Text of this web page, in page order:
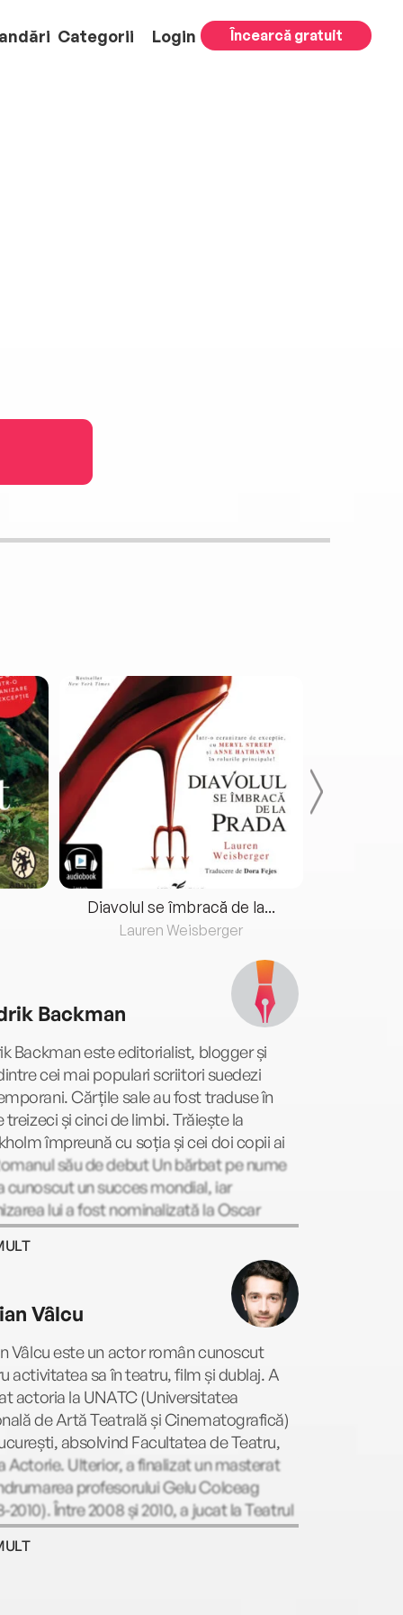
Categorii Login Încearcă gratuit
Diavolul se îmbracă de la...
Lauren Weisberger
Backman
Backman este editorialist, blogger și
cei mai populari scriitori suedezi
Cărțile sale au fost traduse în
treizeci și cinci de limbi. Trăiește la
împreună cu soția și cei doi copii ai
său de debut Un bărbat pe nume
cunoscut un succes mondial, iar
lui a fost nominalizată la Oscar
Cel Mai Bun Film Străin (2016) și a fost
Cea mai bună comedie a anului (la
Academiei Europene de Film - 2016).
Vâlcu
Vâlcu este un actor român cunoscut
activitatea sa în teatru, film și dublaj. A
actoria la UNATC (Universitatea
de Artă Teatrală și Cinematografică)
absolvind Facultatea de Teatru,
Actorie. Ulterior, a finalizat un masterat
profesorului Gelu Colceag
2010). Între 2008 și 2010, a jucat la Teatrul
Vianu” din Giurgiu (cunoscut anterior
de Teatrul Valah). Din 2013, este